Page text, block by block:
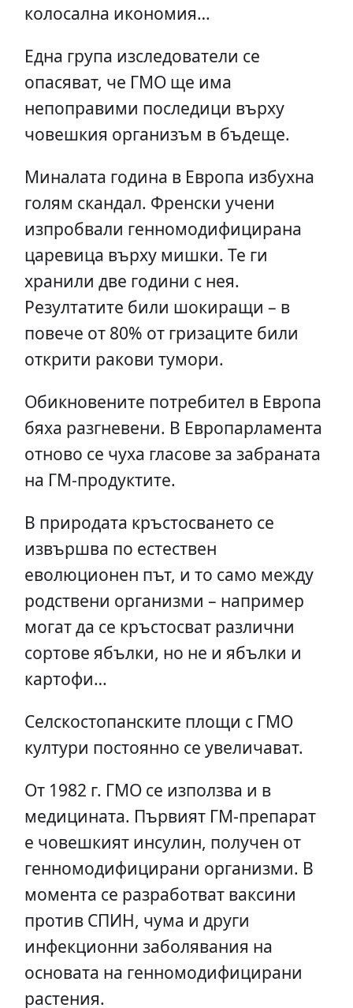
колосална икономия…
Една група изследователи се
опасяват, че ГМО ще има
непоправими последици върху
човешкия организъм в бъдеще.
Миналата година в Европа избухна
голям скандал. Френски учени
изпробвали генномодифицирана
царевица върху мишки. Те ги
хранили две години с нея.
Резултатите били шокиращи – в
повече от 80% от гризаците били
открити ракови тумори.
Обикновените потребител в Европа
бяха разгневени. В Европарламента
отново се чуха гласове за забраната
на ГМ-продуктите.
В природата кръстосването се
извършва по естествен
еволюционен път, и то само между
родствени организми – например
могат да се кръстосват различни
сортове ябълки, но не и ябълки и
картофи…
Селскостопанските площи с ГМО
култури постоянно се увеличават.
От 1982 г. ГМО се използва и в
медицината. Първият ГМ-препарат
е човешкият инсулин, получен от
генномодифицирани организми. В
момента се разработват ваксини
против СПИН, чума и други
инфекционни заболявания на
основата на генномодифицирани
растения.